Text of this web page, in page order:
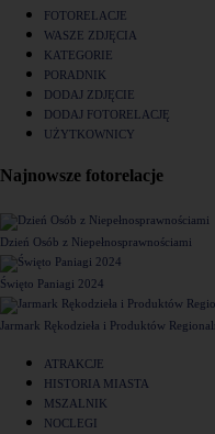
FOTORELACJE
WASZE ZDJĘCIA
KATEGORIE
PORADNIK
DODAJ ZDJĘCIE
DODAJ FOTORELACJĘ
UŻYTKOWNICY
Najnowsze fotorelacje
Dzień Osób z Niepełnosprawnościami
Święto Paniagi 2024
Jarmark Rękodzieła i Produktów
ATRAKCJE
HISTORIA MIASTA
MSZALNIK
NOCLEGI